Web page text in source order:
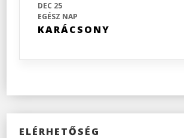
DEC 25
EGÉSZ NAP
KARÁCSONY
ELÉRHETŐSÉG